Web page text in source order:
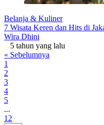
Belanja & Kuliner
7 Wisata Keren dan Hits di
Wira Dhini
5 tahun yang lalu
« Sebelumnya
1
2
3
4
5
...
12